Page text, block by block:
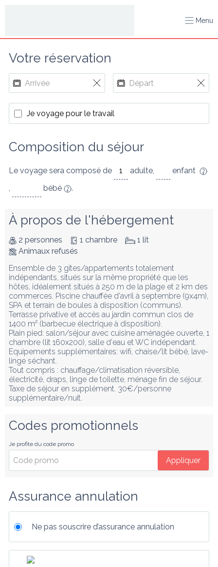
Menu
Votre réservation
Je voyage pour le travail
Composition du séjour
Le voyage sera composé de adulte,
enfant
,
bébé .
À propos de l'hébergement
2 personnes 1 chambre
1 lit
Animaux refusés
Ensemble de 3 gîtes/appartements totalement
indépendants, situés sur la même propriété que les
hôtes, idéalement situés à 250 m de la plage et 2 km des
commerces. Piscine chauffée d'avril à septembre (9x4m),
SPA et terrain de boules à disposition (communs).
Terrasse privative et accès au jardin commun clos de
1400 m² (barbecue électrique à disposition).
Plain pied: salon/séjour avec cuisine aménagée ouverte, 1
chambre (lit 160x200), salle d'eau et WC indépendant.
Equipements supplémentaires: wifi, chaise/lit bébé, lave-
linge séchant.
Tout compris : chauffage/climatisation réversible,
électricité, draps, linge de toilette, ménage fin de séjour.
Taxe de séjour en supplément. 30€/personne
supplémentaire/nuit.
Codes promotionnels
Je profite du code promo
Appliquer
Assurance annulation
Ne pas souscrire d’assurance annulation